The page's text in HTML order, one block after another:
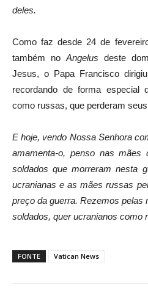
deles.
Como faz desde 24 de
também no Angelus deste
Jesus, o Papa Francisco
recordando de forma especial
como russas, que perderam
E hoje, vendo Nossa Senhora
amamenta-o, penso nas
soldados que morreram nesta
ucranianas e as mães russas
preço da guerra. Rezemos pelas
soldados, quer ucranianos como
FONTE Vatican News